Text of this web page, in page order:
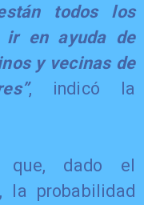
todos los
ir en ayuda de
y vecinas de
, indicó la
que, dado el
la probabilidad